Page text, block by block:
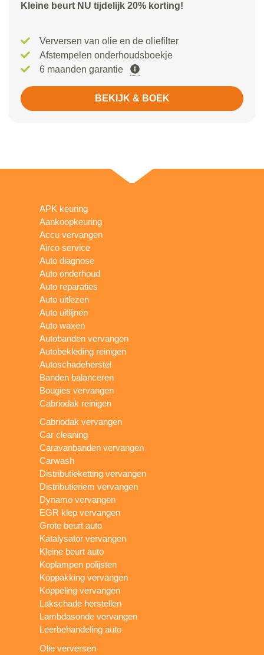
Kleine beurt NU tijdelijk 20% korting!
Verversen van olie en de oliefilter
Afstempelen onderhoudsboekje
6 maanden garantie
BEKIJK & BOEK
APK keuring
Aankoopkeuring
Accu vervangen
Airco service
Auto diagnose
Auto onderhoud
Auto reparaties
Auto uitlezen
Auto uitlijnen
Auto waxen
Autobanden vervangen
Autobekleding reinigen
Autoschadeherstel
Banden balanceren
Bougies vervangen
Cabriodak reinigen
Cabriodak vervangen
Car cleaning
Caravanbanden vervangen
Carwash
Distributieketting vervangen
Distributieriem vervangen
Dynamo vervangen
EGR klep vervangen
Grote beurt auto
Katalysator vervangen
Kleine beurt auto
Koplampen polijsten
Koppakking vervangen
Koppeling vervangen
Lakschade herstellen
Lambdasonde vervangen
Leerbehandeling auto
Olie verversen